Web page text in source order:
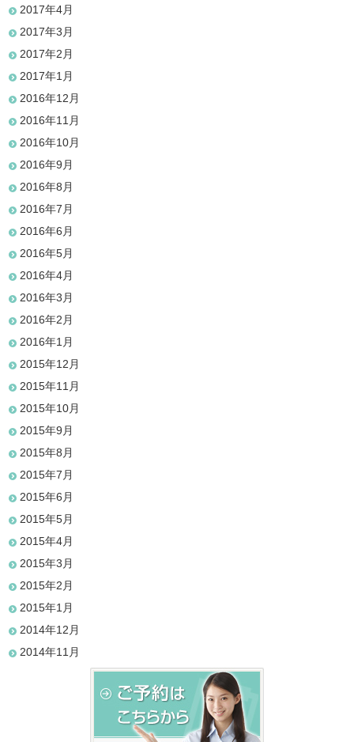
2017年4月
2017年3月
2017年2月
2017年1月
2016年12月
2016年11月
2016年10月
2016年9月
2016年8月
2016年7月
2016年6月
2016年5月
2016年4月
2016年3月
2016年2月
2016年1月
2015年12月
2015年11月
2015年10月
2015年9月
2015年8月
2015年7月
2015年6月
2015年5月
2015年4月
2015年3月
2015年2月
2015年1月
2014年12月
2014年11月